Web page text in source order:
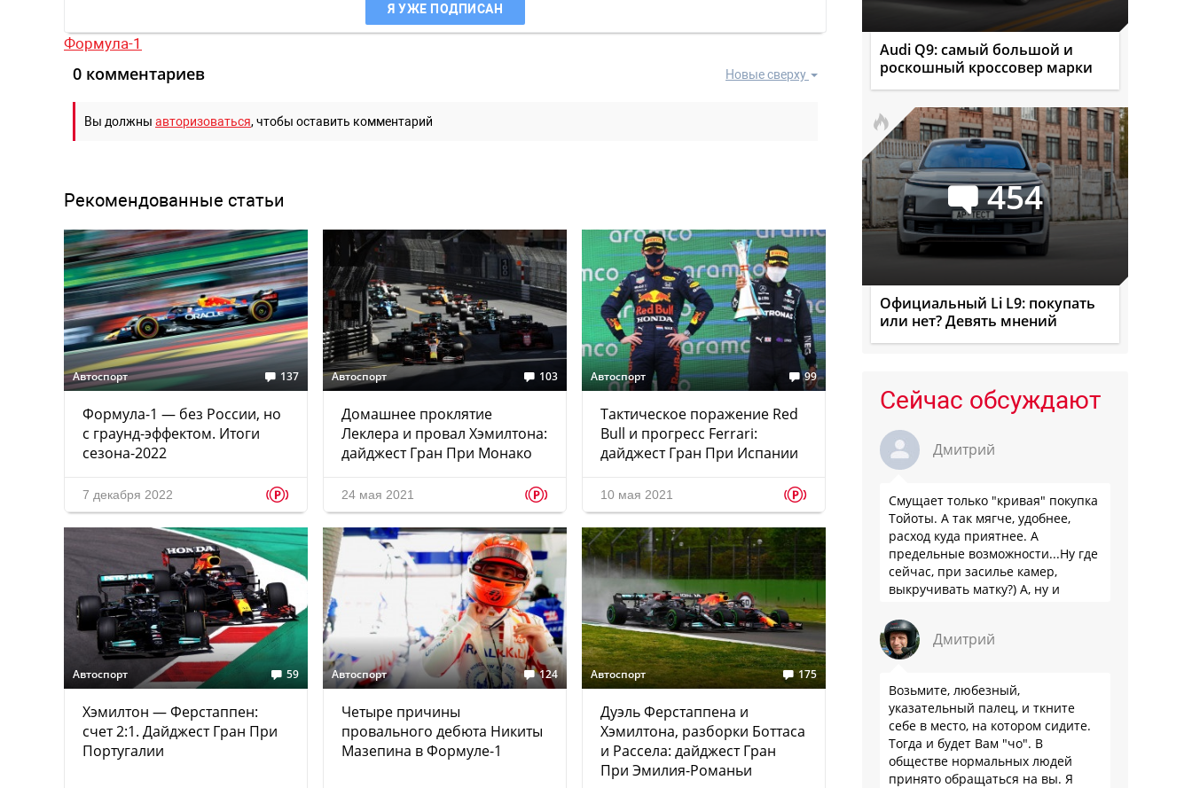
Я УЖЕ ПОДПИСАН
Формула-1
Новые сверху
0 комментариев
Вы должны авторизоваться, чтобы оставить комментарий
Рекомендованные статьи
Автоспорт 137
Формула-1 — без России, но
с граунд-эффектом. Итоги
сезона-2022
7 декабря 2022 p
Автоспорт 103
Домашнее проклятие
Леклера и провал Хэмилтона:
дайджест Гран При Монако
24 мая 2021 p
Автоспорт 99
Тактическое поражение Red
Bull и прогресс Ferrari:
дайджест Гран При Испании
10 мая 2021 p
Автоспорт 59
Хэмилтон — Ферстаппен:
счет 2:1. Дайджест Гран При
Португалии
Автоспорт 124
Четыре причины
провального дебюта Никиты
Мазепина в Формуле-1
Автоспорт 175
Дуэль Ферстаппена и
Хэмилтона, разборки Боттаса
и Рассела: дайджест Гран
При Эмилия-Романьи
Audi Q9: самый большой и
роскошный кроссовер марки
454
Официальный Li L9: покупать
или нет? Девять мнений
Сейчас обсуждают
Дмитрий
Смущает только "кривая" покупка
Тойоты. А так мягче, удобнее,
расход куда приятнее. А
предельные возможности...Ну где
сейчас, при засилье камер,
выкручивать матку?) А, ну и
забываем.
Дмитрий
Возьмите, любезный,
указательный палец, и ткните
себе в место, на котором сидите.
Тогда и будет Вам "чо". В
обществе нормальных людей
принято обращаться на вы. Я